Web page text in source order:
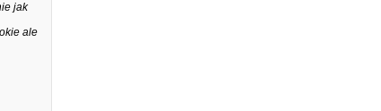
jak
ale